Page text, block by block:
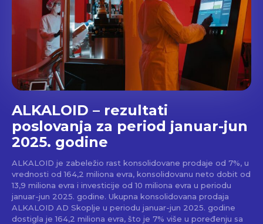
ALKALOID – rezultati
poslovanja za period januar-jun
2025. godine
ALKALOID je zabeležio rast konsolidovane prodaje od 7%, u
vrednosti od 164,2 miliona evra, konsolidovanu neto dobit od
13,9 miliona evra i investicije od 10 miliona evra u periodu
januar-jun 2025. godine. Ukupna konsolidovana prodaja
ALKALOID AD Skoplje u periodu januar-jun 2025. godine
dostigla je 164,2 miliona evra, što je 7% više u poređenju sa